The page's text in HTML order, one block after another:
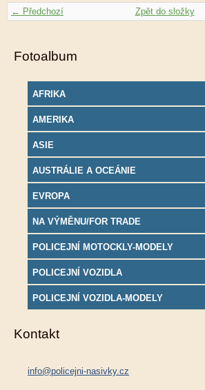
← Předchozí Zpět do složky
Fotoalbum
AFRIKA
AMERIKA
ASIE
AUSTRÁLIE A OCEÁNIE
EVROPA
NA VÝMĚNU/FOR TRADE
POLICEJNÍ MOTOCKLY-MODELY
POLICEJNÍ VOZIDLA
POLICEJNÍ VOZIDLA-MODELY
Kontakt
info@policejni-nasivky.cz